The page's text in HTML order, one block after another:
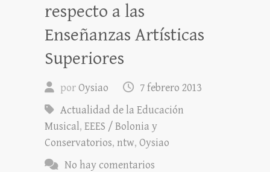
respecto a las
Enseñanzas Artísticas
Superiores
porOysiao
7 febrero 2013
Actualidad de la Educación
Musical, EEES / Bolonia y
Conservatorios, ntw, Oysiao
No hay comentarios